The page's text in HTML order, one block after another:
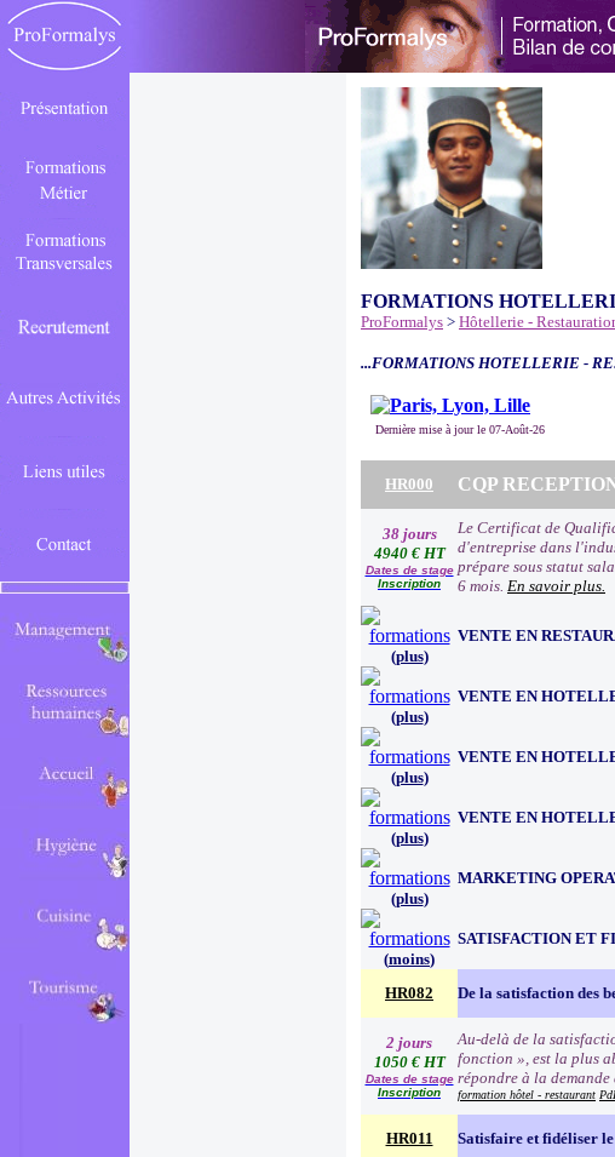
FORMATIONS
ProFormalys > Hôtellerie -
...FORMATIONS HOTELLERIE -
Dernière mise à jour le 07-Août-26
HR000 CQP
38 jours
4940 € HT
Dates de stage
Inscription
Le Certificat de
d'entreprise dans
prépare sous statut
6 mois. En savoir plus.
(plus)
VENTE EN
(plus)
VENTE EN
(plus)
VENTE EN
(plus)
VENTE EN
(plus)
MARKETING
(moins)
SATISFACTION ET
HR082 De la satisfaction des
2 jours
1050 € HT
Dates de stage
Inscription
Au-delà de la
fonction », est la plus
répondre à la
formation hôtel - restaurant
HR011 Satisfaire et fidéliser